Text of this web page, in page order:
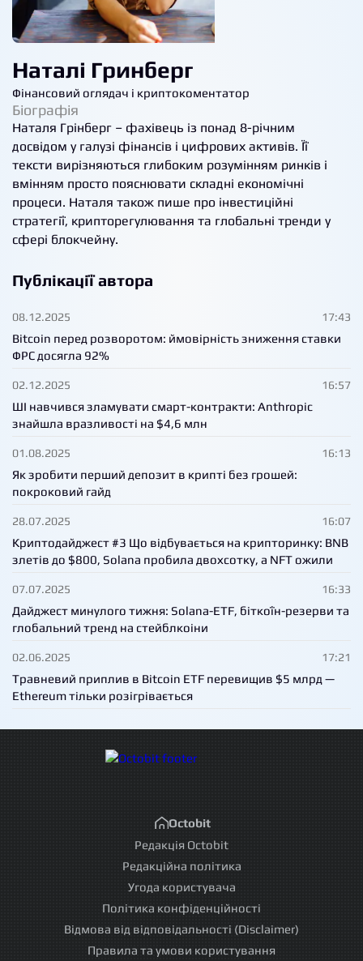
Наталі Гринберг
Фінансовий оглядач і криптокоментатор
Біографія
Наталя Грінберг – фахівець із понад 8-річним
досвідом у галузі фінансів і цифрових активів. Її
тексти вирізняються глибоким розумінням ринків і
вмінням просто пояснювати складні економічні
процеси. Наталя також пише про інвестиційні
стратегії, крипторегулювання та глобальні тренди у
сфері блокчейну.
Публікації автора
08.12.2025 17:43
Bitcoin перед розворотом: ймовірність зниження ставки
ФРС досягла 92%
02.12.2025 16:57
ШІ навчився зламувати смарт-контракти: Anthropic
знайшла вразливості на $4,6 млн
01.08.2025 16:13
Як зробити перший депозит в крипті без грошей:
покроковий гайд
28.07.2025 16:07
Криптодайджест #3 Що відбувається на крипторинку: BNB
злетів до $800, Solana пробила двохсотку, а NFT ожили
07.07.2025 16:33
Дайджест минулого тижня: Solana-ETF, біткоїн-резерви та
глобальний тренд на стейблкоіни
02.06.2025 17:21
Травневий приплив в Bitcoin ETF перевищив $5 млрд —
Ethereum тільки розігрівається
Octobit
Редакція Octobit
Редакційна політика
Угода користувача
Політика конфіденційності
Відмова від відповідальності (Disclaimer)
Правила та умови користування